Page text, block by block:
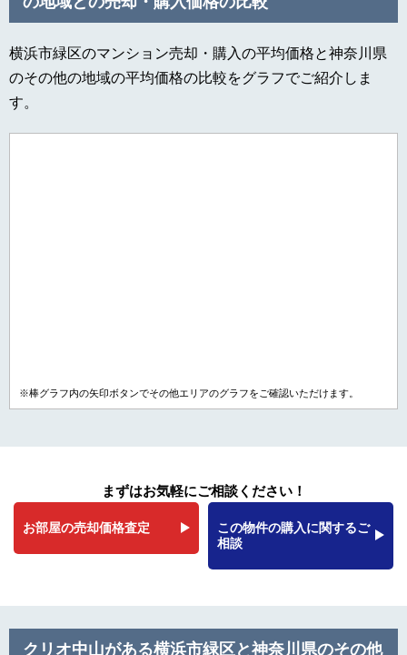
横浜市緑区のマンション売却・購入の平均価格と神奈川県
のその他の地域の平均価格の比較をグラフでご紹介しま
す。
※棒グラフ内の矢印ボタンでその他エリアのグラフをご確認いただけます。
まずはお気軽にご相談ください！
お部屋の売却価格査定
この物件の購入に関するご
相談
クリオ中山がある横浜市緑区と神奈川県のその他